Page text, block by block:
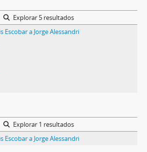
Explorar 5 resultados
Escobar a Jorge Alessandri
Explorar 1 resultados
Escobar a Jorge Alessandri